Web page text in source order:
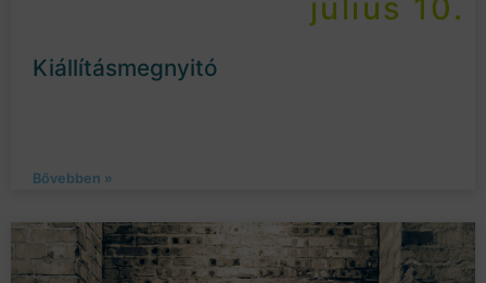
július 10.
Kiállításmegnyitó
Bővebben »